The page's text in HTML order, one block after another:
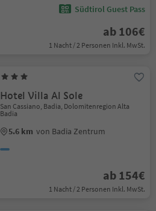
Südtirol Guest Pass
ab 106€
1 Nacht / 2 Personen Inkl. MwSt.
Hotel Villa Al Sole
San Cassiano, Badia, Dolomitenregion Alta
Badia
5.6 km von Badia Zentrum
ab 154€
1 Nacht / 2 Personen Inkl. MwSt.